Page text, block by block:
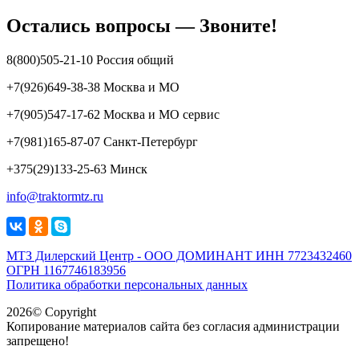
Остались вопросы — Звоните!
8(800)505-21-10 Россия общий
+7(926)649-38-38 Москва и МО
+7(905)547-17-62 Москва и МО сервис
+7(981)165-87-07 Санкт-Петербург
+375(29)133-25-63 Минск
info@traktormtz.ru
МТЗ Дилерский Центр - ООО ДОМИНАНТ ИНН 7723432460
ОГРН 1167746183956
Политика обработки персональных данных
2026© Copyright
Копирование материалов сайта без согласия администрации
запрещено!